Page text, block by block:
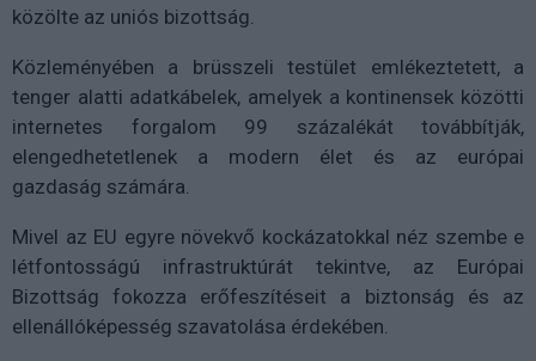
közölte az uniós bizottság.
Közleményében a brüsszeli testület emlékeztetett, a
tenger alatti adatkábelek, amelyek a kontinensek közötti
internetes forgalom 99 százalékát továbbítják,
elengedhetetlenek a modern élet és az európai
gazdaság számára.
Mivel az EU egyre növekvő kockázatokkal néz szembe e
létfontosságú infrastruktúrát tekintve, az Európai
Bizottság fokozza erőfeszítéseit a biztonság és az
ellenállóképesség szavatolása érdekében.